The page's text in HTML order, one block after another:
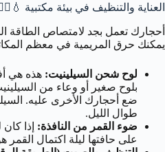
العناية والتنظيف في بيئة مكتبية
أحجارك تعمل بجد لامتصاص الطاقة
يمكنك حرق المريمية في معظم
لوح شحن السيلينيت: هذه هي
بلوح صغير أو وعاء من
ضع أحجارك الأخرى عليه.
طوال الليل.
ضوء القمر من النافذة: إذا
على حافتها ليلة اكتمال